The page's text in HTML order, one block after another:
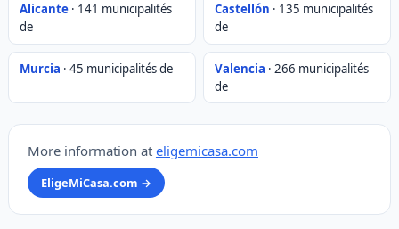
Alicante· 141 municipalités
de
Castellón · 135 municipalités
de
Murcia · 45 municipalités de Valencia · 266 municipalités
de
More information at eligemicasa.com
EligeMiCasa.com →